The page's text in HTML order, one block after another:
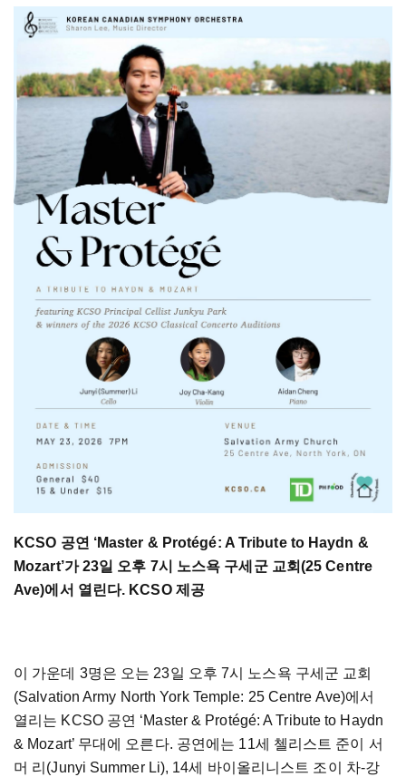
KCSO 공연 ‘Master & Protégé: A Tribute to Haydn &
Mozart’가 23일 오후 7시 노스욕 구세군 교회(25 Centre
Ave)에서 열린다. KCSO 제공
이 가운데 3명은 오는 23일 오후 7시 노스욕 구세군 교회
(Salvation Army North York Temple: 25 Centre Ave)에서
열리는 KCSO 공연 ‘Master & Protégé: A Tribute to Haydn
& Mozart’ 무대에 오른다. 공연에는 11세 첼리스트 준이 서
머 리(Junyi Summer Li), 14세 바이올리니스트 조이 차-강